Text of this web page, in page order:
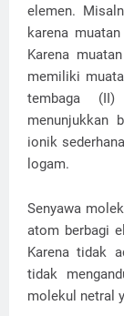
elemen.
karena
Karena
memiliki
tembaga
menunjukkan
ionik
logam.
Senyawa
atom berbagi
Karena tidak
tidak
molekul netral